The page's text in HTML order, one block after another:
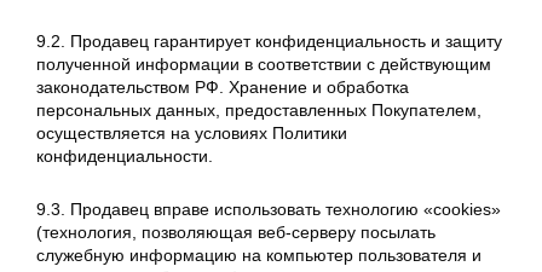
9.2. Продавец гарантирует конфиденциальность и защиту
полученной информации в соответствии с действующим
законодательством РФ. Хранение и обработка
персональных данных, предоставленных Покупателем,
осуществляется на условиях Политики
конфиденциальности.
9.3. Продавец вправе использовать технологию «cookies»
(технология, позволяющая веб-серверу посылать
служебную информацию на компьютер пользователя и